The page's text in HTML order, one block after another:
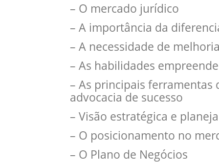
– O mercado jurídico
– A importância da
– A necessidade de
– As habilidades
– As principais
advocacia de sucesso
– Visão estratégica e
– O posicionamento no
– O Plano de Negócios